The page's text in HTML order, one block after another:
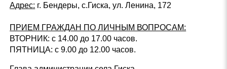
Адрес: г. Бендеры, с.Гиска, ул. Ленина, 172
ПРИЕМ ГРАЖДАН ПО ЛИЧНЫМ ВОПРОСАМ:
ВТОРНИК: с 14.00 до 17.00 часов.
ПЯТНИЦА: с 9.00 до 12.00 часов.